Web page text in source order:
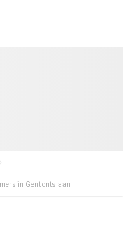
in Gent ontslaan